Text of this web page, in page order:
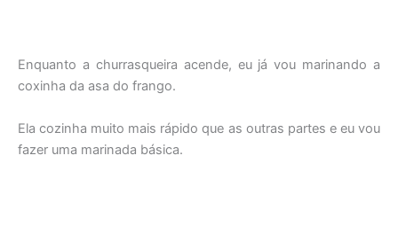
Enquanto a churrasqueira acende, eu já vou marinando a
coxinha da asa do frango.
Ela cozinha muito mais rápido que as outras partes e eu vou
fazer uma marinada básica.